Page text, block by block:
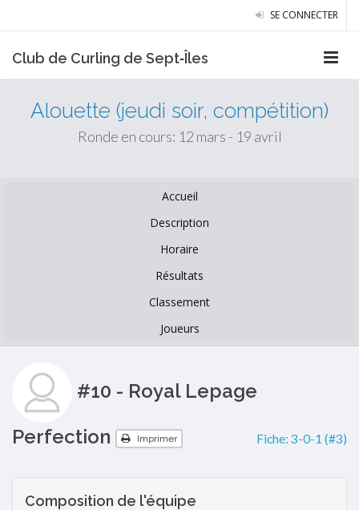
SE CONNECTER
Club de Curling de Sept‑Îles
Alouette (jeudi soir, compétition)
Ronde en cours: 12 mars - 19 avril
Accueil
Description
Horaire
Résultats
Classement
Joueurs
#10 - Royal Lepage
Perfection
Imprimer Fiche: 3-0-1 (#3)
Composition de l'équipe